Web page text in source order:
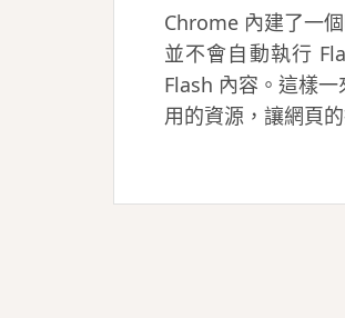
Chrome 內建了一
並不會自動執行
Flash 內容。這樣
用的資源，讓網頁